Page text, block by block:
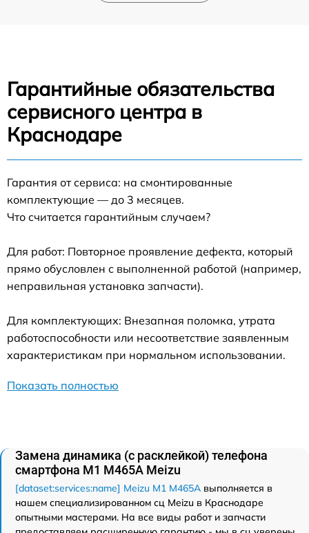
Гарантийные обязательства
сервисного центра в
Краснодаре
Гарантия от сервиса: на смонтированные
комплектующие — до 3 месяцев.
Что считается гарантийным случаем?
Для работ: Повторное проявление дефекта, который
прямо обусловлен с выполненной работой (например,
неправильная установка запчасти).
Для комплектующих: Внезапная поломка, утрата
работоспособности или несоответствие заявленным
характеристикам при нормальном использовании.
Показать полностью
Замена динамика (с расклейкой) телефона
смартфона M1 M465A Meizu
[dataset:services:name] Meizu M1 M465A выполняется в
нашем специализированном сц Meizu в Краснодаре
опытными мастерами. На все виды работ и запчасти